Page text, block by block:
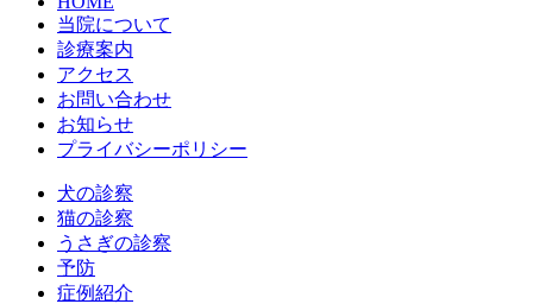
当院について
診療案内
アクセス
お問い合わせ
お知らせ
プライバシーポリシー
犬の診察
猫の診察
うさぎの診察
予防
症例紹介